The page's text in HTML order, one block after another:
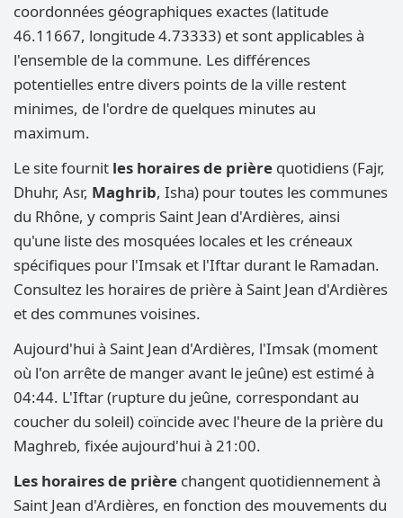
coordonnées géographiques exactes (latitude
46.11667, longitude 4.73333) et sont applicables à
l'ensemble de la commune. Les différences
potentielles entre divers points de la ville restent
minimes, de l'ordre de quelques minutes au
maximum.
Le site fournit les horaires de prière quotidiens (Fajr,
Dhuhr, Asr, Maghrib, Isha) pour toutes les communes
du Rhône, y compris Saint Jean d'Ardières, ainsi
qu'une liste des mosquées locales et les créneaux
spécifiques pour l'Imsak et l'Iftar durant le Ramadan.
Consultez les horaires de prière à Saint Jean d'Ardières
et des communes voisines.
Aujourd'hui à Saint Jean d'Ardières, l'Imsak (moment
où l'on arrête de manger avant le jeûne) est estimé à
04:44. L'Iftar (rupture du jeûne, correspondant au
coucher du soleil) coïncide avec l'heure de la prière du
Maghreb, fixée aujourd'hui à 21:00.
Les horaires de prière changent quotidiennement à
Saint Jean d'Ardières, en fonction des mouvements du